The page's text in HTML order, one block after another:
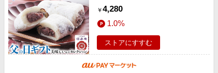
日〜6月15日※日付指定不可】食品
￥ 4,280
1.0%
ストアにすすむ